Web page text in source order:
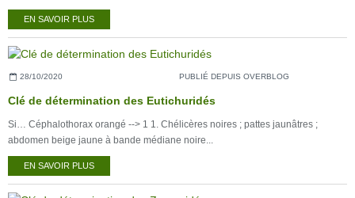
EN SAVOIR PLUS
28/10/2020 PUBLIÉ DEPUIS OVERBLOG
Clé de détermination des Eutichuridés
Si… Céphalothorax orangé --> 1 1. Chélicères noires ; pattes jaunâtres ;
abdomen beige jaune à bande médiane noire...
EN SAVOIR PLUS